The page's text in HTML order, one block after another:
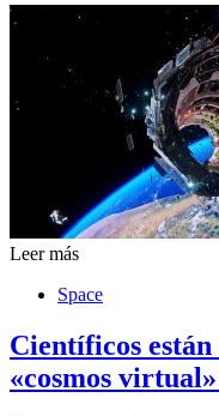
Leer más
Space
Científicos
«cosmos